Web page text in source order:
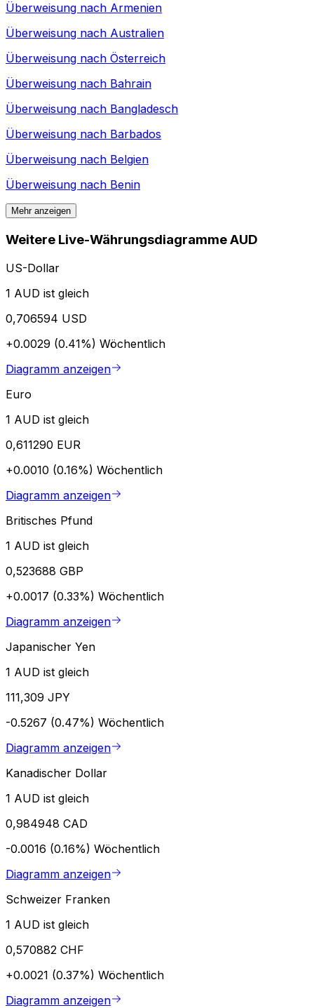
Überweisung nach Armenien
Überweisung nach Australien
Überweisung nach Österreich
Überweisung nach Bahrain
Überweisung nach Bangladesch
Überweisung nach Barbados
Überweisung nach Belgien
Überweisung nach Benin
Mehr anzeigen
Weitere Live-Währungsdiagramme AUD
US-Dollar
1 AUD ist gleich
0,706594 USD
+0.0029 (0.41%) Wöchentlich
Diagramm anzeigen
Euro
1 AUD ist gleich
0,611290 EUR
+0.0010 (0.16%) Wöchentlich
Diagramm anzeigen
Britisches Pfund
1 AUD ist gleich
0,523688 GBP
+0.0017 (0.33%) Wöchentlich
Diagramm anzeigen
Japanischer Yen
1 AUD ist gleich
111,309 JPY
-0.5267 (0.47%) Wöchentlich
Diagramm anzeigen
Kanadischer Dollar
1 AUD ist gleich
0,984948 CAD
-0.0016 (0.16%) Wöchentlich
Diagramm anzeigen
Schweizer Franken
1 AUD ist gleich
0,570882 CHF
+0.0021 (0.37%) Wöchentlich
Diagramm anzeigen